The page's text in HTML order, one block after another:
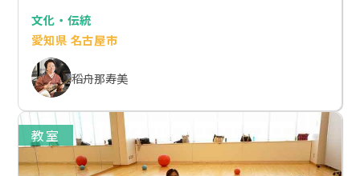
文化・伝統
愛知県 名古屋市
稻舟那寿美
教室